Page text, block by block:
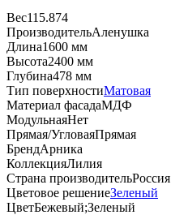
Вес115.874
ПроизводительАленушка
Длина1600 мм
Высота2400 мм
Глубина478 мм
Тип поверхностиМатовая
Материал фасадаМДФ
МодульнаяНет
Прямая/УгловаяПрямая
БрендАрника
КоллекцияЛилия
Страна производительРоссия
Цветовое решениеЗеленый
ЦветБежевый;Зеленый